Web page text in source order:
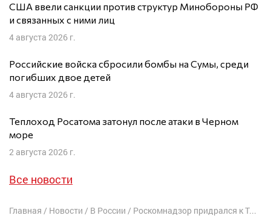
США ввели санкции против структур Минобороны РФ
и связанных с ними лиц
4 августа 2026 г.
Российские войска сбросили бомбы на Сумы, среди
погибших двое детей
4 августа 2026 г.
Теплоход Росатома затонул после атаки в Черном
море
2 августа 2026 г.
Все новости
Главная / Новости / В России / Роскомнадзор придрался к Тайге.инфо из-за мата, обозначенного *****